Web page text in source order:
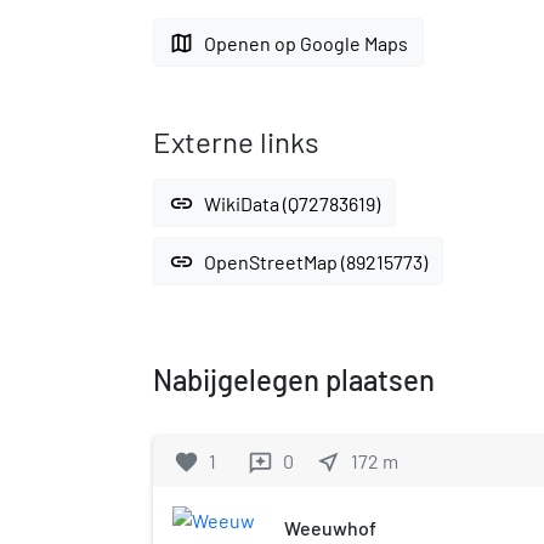
map Openen op Google Maps
Externe links
link WikiData (Q72783619)
link OpenStreetMap (89215773)
Nabijgelegen plaatsen
favorite 1 reviews 0 near_me 172 m
Weeuwhof